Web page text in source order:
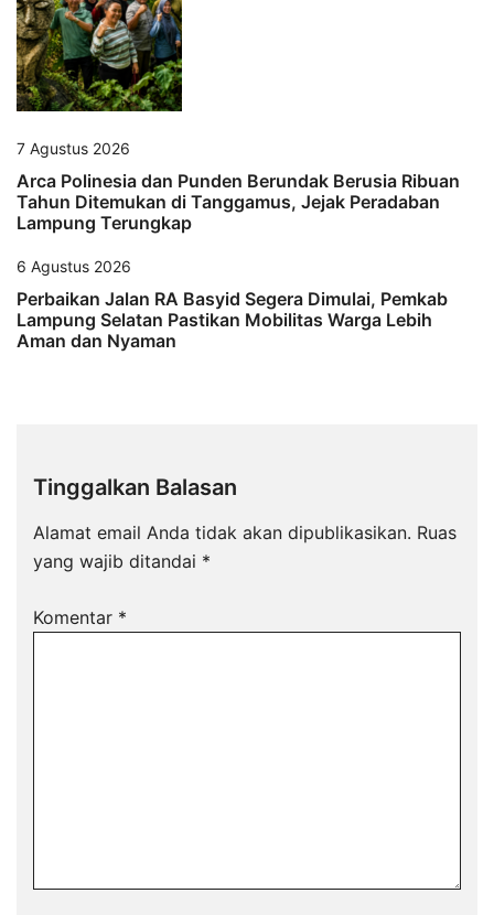
7 Agustus 2026
Arca Polinesia dan Punden Berundak Berusia Ribuan
Tahun Ditemukan di Tanggamus, Jejak Peradaban
Lampung Terungkap
6 Agustus 2026
Perbaikan Jalan RA Basyid Segera Dimulai, Pemkab
Lampung Selatan Pastikan Mobilitas Warga Lebih
Aman dan Nyaman
Tinggalkan Balasan
Alamat email Anda tidak akan dipublikasikan. Ruas
yang wajib ditandai *
Komentar *